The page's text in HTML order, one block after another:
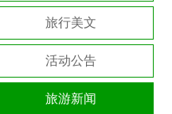
旅行美文
活动公告
旅游新闻